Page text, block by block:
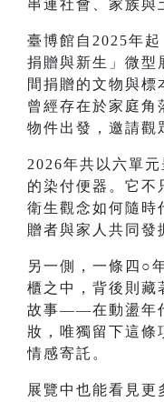
串連社會、家族與
臺博館自2025年起
捐贈與新生」微型
間捐贈的文物與標
曾經存在於家庭角
物件出發，邀請觀
2026年共以六單
的染付便器。它不
衛生觀念如何隨時
贈者與家人共同發
另一側，一條四○
櫃之中，背後則藏
故事——在動盪年
妝，唯獨留下這條
情感寄託。
展覽中也能看見更